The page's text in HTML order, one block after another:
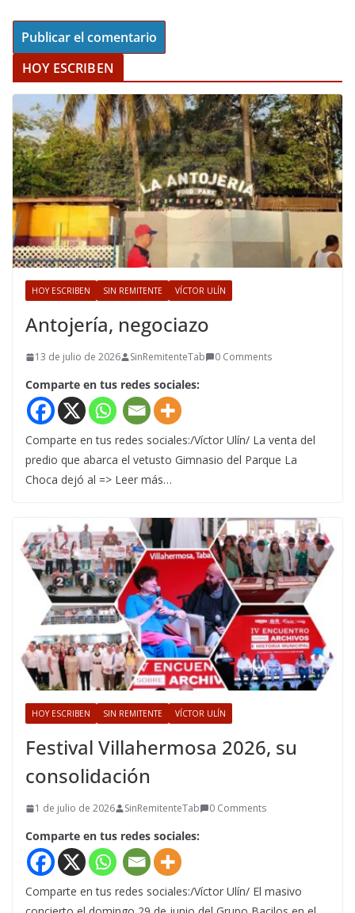
HOY ESCRIBEN
HOY ESCRIBEN SIN REMITENTE VÍCTOR ULÍN
Antojería, negociazo
13 de julio de 2026 SinRemitenteTab 0 Comments
Comparte en tus redes sociales:
Comparte en tus redes sociales:/Víctor Ulín/ La venta del
predio que abarca el vetusto Gimnasio del Parque La
Choca dejó al => Leer más…
HOY ESCRIBEN SIN REMITENTE VÍCTOR ULÍN
Festival Villahermosa 2026, su
consolidación
1 de julio de 2026 SinRemitenteTab 0 Comments
Comparte en tus redes sociales:
Comparte en tus redes sociales:/Víctor Ulín/ El masivo